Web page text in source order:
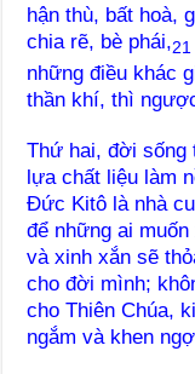
hận thù, bất hoà,
chia rẽ, bè phái,21
những điều khác
thần khí, thì
Thứ hai, đời sống
lựa chất liệu làm
Đức Kitô là nhà
để những ai
và xinh xắn sẽ
cho đời mình;
cho Thiên Chúa,
ngắm và khen